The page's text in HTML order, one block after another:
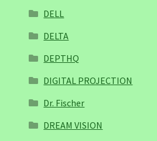
DELL
DELTA
DEPTHQ
DIGITAL PROJECTION
Dr. Fischer
DREAM VISION